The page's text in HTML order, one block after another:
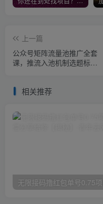
上一篇
公众号矩阵流量池推广全套
课，推流入池机制选题标题
相关推荐